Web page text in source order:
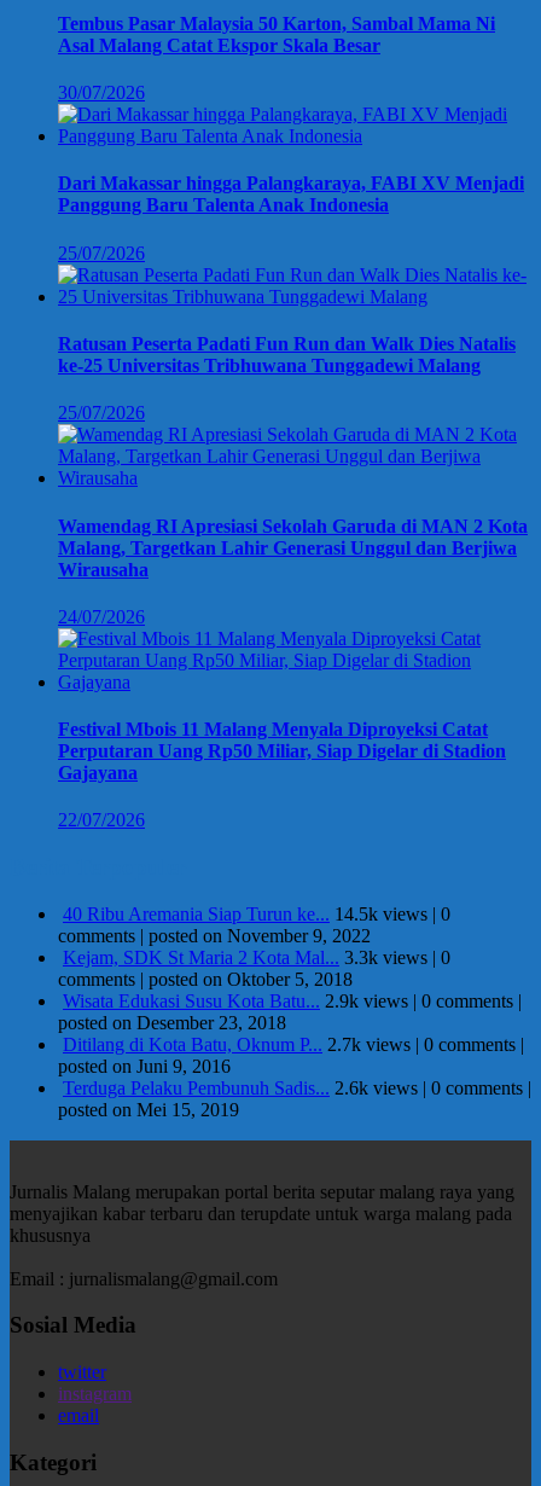
Tembus Pasar Malaysia 50 Karton, Sambal Mama Ni
Asal Malang Catat Ekspor Skala Besar
30/07/2026
Dari Makassar hingga Palangkaraya, FABI XV Menjadi
Panggung Baru Talenta Anak Indonesia
25/07/2026
Ratusan Peserta Padati Fun Run dan Walk Dies Natalis
ke-25 Universitas Tribhuwana Tunggadewi Malang
25/07/2026
Wamendag RI Apresiasi Sekolah Garuda di MAN 2 Kota
Malang, Targetkan Lahir Generasi Unggul dan Berjiwa
Wirausaha
24/07/2026
Festival Mbois 11 Malang Menyala Diproyeksi Catat
Perputaran Uang Rp50 Miliar, Siap Digelar di Stadion
Gajayana
22/07/2026
40 Ribu Aremania Siap Turun ke... 14.5k views | 0
comments | posted on November 9, 2022
Kejam, SDK St Maria 2 Kota Mal... 3.3k views | 0
comments | posted on Oktober 5, 2018
Wisata Edukasi Susu Kota Batu... 2.9k views | 0 comments |
posted on Desember 23, 2018
Ditilang di Kota Batu, Oknum P... 2.7k views | 0 comments |
posted on Juni 9, 2016
Terduga Pelaku Pembunuh Sadis... 2.6k views | 0 comments |
posted on Mei 15, 2019
Jurnalis Malang merupakan portal berita seputar malang raya yang
menyajikan kabar terbaru dan terupdate untuk warga malang pada
khususnya
Email : jurnalismalang@gmail.com
Sosial Media
twitter
instagram
email
Kategori